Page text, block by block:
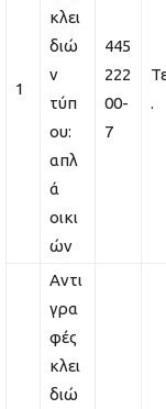
1
κλει
διώ
ν
τύπ
ου:
απλ
ά
οικι
ών
445
222
00-
7
.
Αντι
γρα
φές
κλει
διώ